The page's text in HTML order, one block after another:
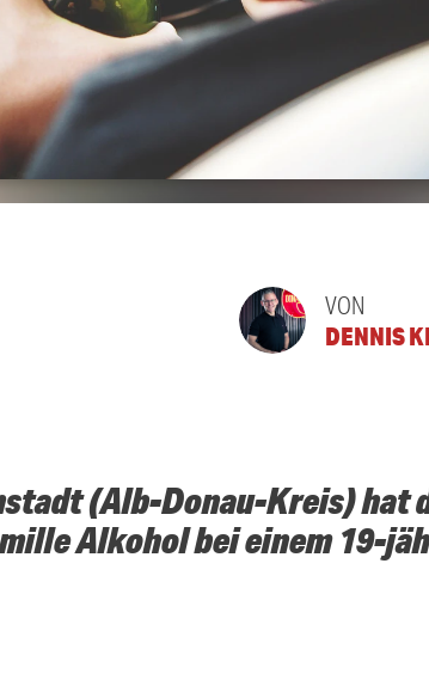
VON
DENNIS
(Alb-Donau-Kreis) hat
Alkohol bei einem 19-